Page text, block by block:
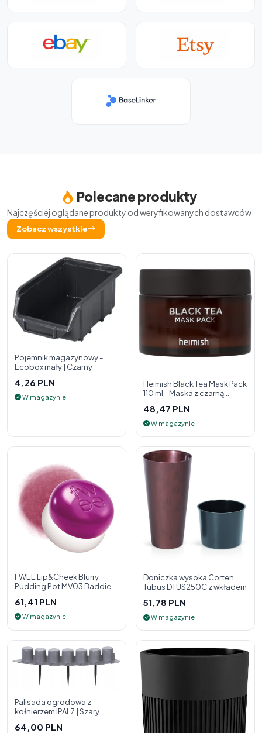
Polecane produkty
Najczęściej oglądane produkty od weryfikowanych dostawców
Zobacz wszystkie
Pojemnik magazynowy -
Ecobox mały | Czarny
4,26 PLN
W magazynie
Heimish Black Tea Mask Pack
110 ml - Maska z czarną
48,47 PLN
W magazynie
FWEE Lip&Cheek Blurry
Pudding Pot MV03 Baddie 5
policzk
61,41 PLN
W magazynie
Doniczka wysoka Corten
Tubus DTUS250C z wkładem
51,78 PLN
W magazynie
Palisada ogrodowa z
kołnierzem IPAL7 | Szary
64,00 PLN